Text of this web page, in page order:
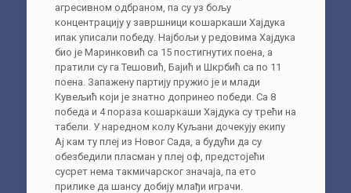
агресивном одбраном, па су уз бољу
концентрацију у завршници кошаркаши Хајдука
ипак уписали победу. Најбољи у редовима Хајдука
био је Маринковић са 15 постигнутих поена, а
пратили су га Тешовић, Бајић и Шкрбић са по 11
поена. Запажену партију пружио је и млади
Кувељић који је знатно допринео победи. Са 8
победа и 4 пораза кошаркаши Хајдука су трећи на
табели. У наредном колу Куљани дочекују екипу
Ај кам ту плеј из Новог Сада, а будући да су
обезбедили пласман у плеј оф, предстојећи
сусрет нема такмичарског значаја, па ето
прилике да шансу добију млађи играчи.